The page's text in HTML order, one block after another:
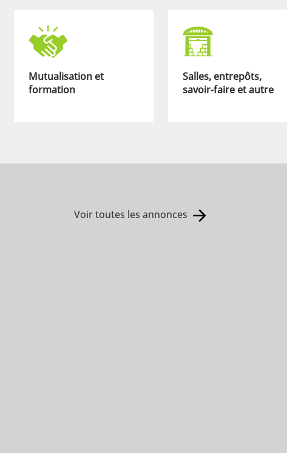
Mutualisation et
formation
Salles, entrepôts,
savoir-faire et autre
Voir toutes les annonces